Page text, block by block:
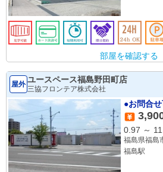
部屋を確認する
屋外 ユースペース福島野田町店
三協フロンテア株式会社
●お問合
0.97 ～
福島県福島
福島駅